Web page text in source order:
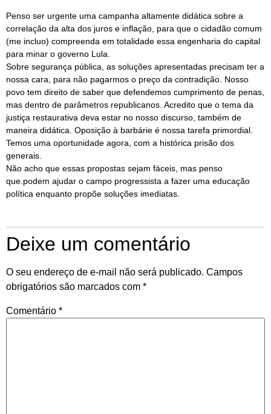
Penso ser urgente uma campanha altamente didática sobre a
correlação da alta dos juros e inflação, para que o cidadão comum
(me incluo) compreenda em totalidade essa engenharia do capital
para minar o governo Lula.
Sobre segurança pública, as soluções apresentadas precisam ter a
nossa cara, para não pagarmos o preço da contradição. Nosso
povo tem direito de saber que defendemos cumprimento de penas,
mas dentro de parâmetros republicanos. Acredito que o tema da
justiça restaurativa deva estar no nosso discurso, também de
maneira didática. Oposição à barbárie é nossa tarefa primordial.
Temos uma oportunidade agora, com a histórica prisão dos
generais.
Não acho que essas propostas sejam fáceis, mas penso
que.podem ajudar o campo progressista a fazer uma educação
política enquanto propõe soluções imediatas.
Deixe um comentário
O seu endereço de e-mail não será publicado. Campos
obrigatórios são marcados com *
Comentário *